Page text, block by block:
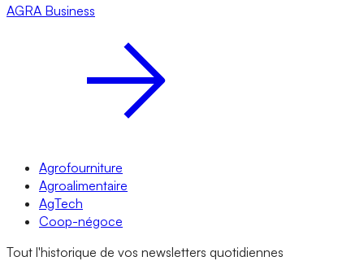
AGRA Business
Agrofourniture
Agroalimentaire
AgTech
Coop-négoce
Tout l'historique de vos newsletters quotidiennes